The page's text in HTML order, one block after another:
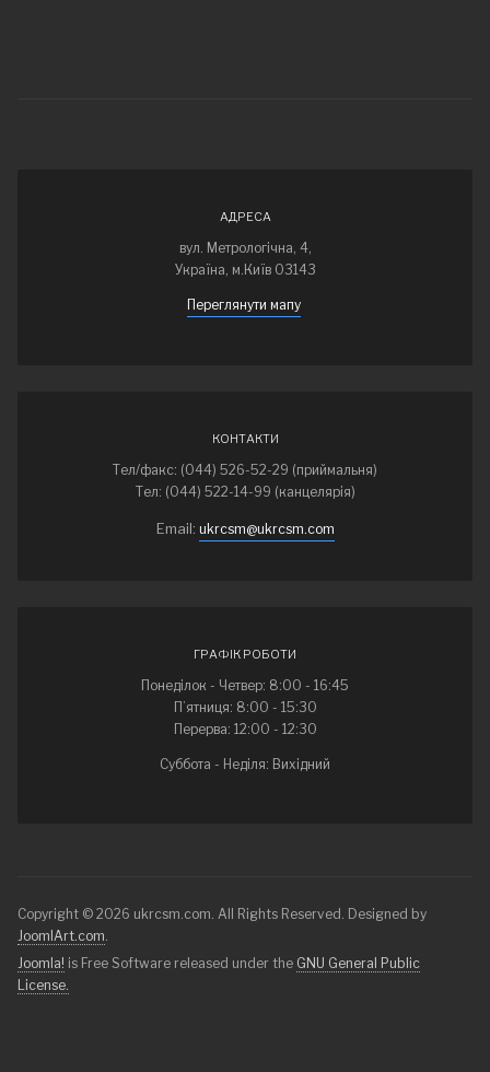
АДРЕСА
вул. Метрологічна, 4,
Україна, м.Київ 03143
Переглянути мапу
КОНТАКТИ
Тел/факс: (044) 526-52-29 (приймальня)
Тел: (044) 522-14-99 (канцелярія)
Email: ukrcsm@ukrcsm.com
ГРАФІК РОБОТИ
Понеділок - Четвер: 8:00 - 16:45
П’ятниця: 8:00 - 15:30
Перерва: 12:00 - 12:30
Суббота - Неділя: Вихідний
Copyright © 2026 ukrcsm.com. All Rights Reserved. Designed by
JoomlArt.com
Joomla! is Free Software released under the GNU General Public
License.